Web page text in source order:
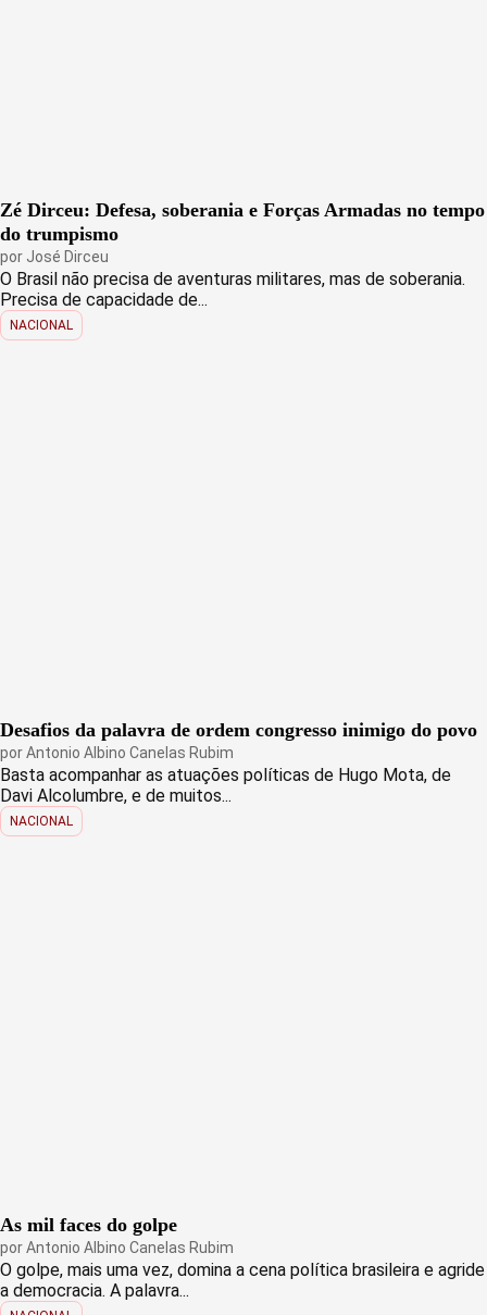
Zé Dirceu: Defesa, soberania e Forças Armadas no tempo
do trumpismo
por José Dirceu
O Brasil não precisa de aventuras militares, mas de soberania.
Precisa de capacidade de...
NACIONAL
Desafios da palavra de ordem congresso inimigo do povo
porAntonio Albino Canelas Rubim
Basta acompanhar as atuações políticas de Hugo Mota, de
Davi Alcolumbre, e de muitos...
NACIONAL
As mil faces do golpe
porAntonio Albino Canelas Rubim
O golpe, mais uma vez, domina a cena política brasileira e agride
a democracia. A palavra...